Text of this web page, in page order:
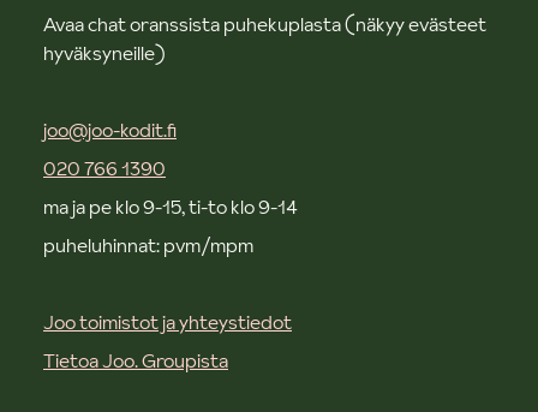
Avaa chat oranssista puhekuplasta (näkyy evästeet
hyväksyneille)
joo@joo-kodit.fi
020 766 1390
ma ja pe klo 9-15, ti-to klo 9-14
puheluhinnat: pvm/mpm
Joo toimistot ja yhteystiedot
Tietoa Joo. Groupista